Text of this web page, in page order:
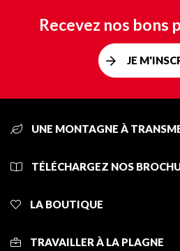
Recevez nos bons
JE
UNE MONTAGNE À
TÉLÉCHARGEZ NOS
LA BOUTIQUE
TRAVAILLER À LA PLAGNE